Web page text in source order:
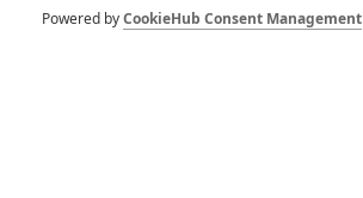
Powered byCookieHub Consent Management